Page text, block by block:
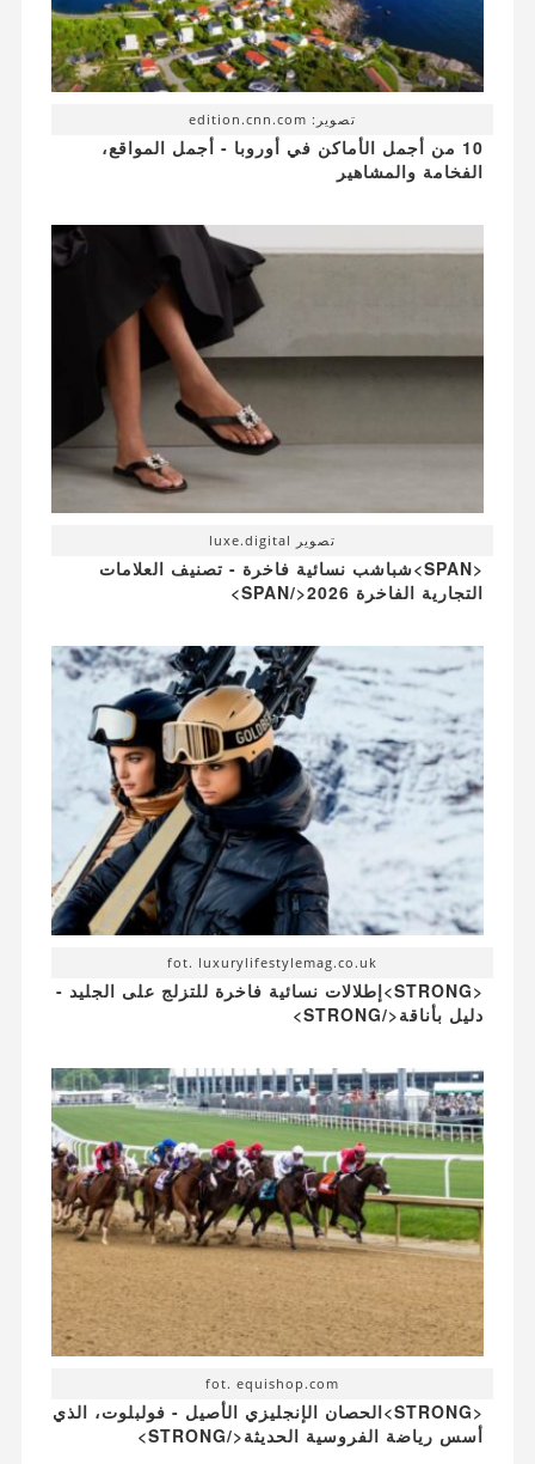
تصوير: edition.cnn.com
10 من أجمل الأماكن في أوروبا - أجمل المواقع،
الفخامة والمشاهير
تصوير luxe.digital
<SPAN>شباشب نسائية فاخرة - تصنيف العلامات
التجارية الفاخرة 2026</SPAN>
fot. luxurylifestylemag.co.uk
<STRONG>إطلالات نسائية فاخرة للتزلج على الجليد -
دليل بأناقة</STRONG>
fot. equishop.com
<STRONG>الحصان الإنجليزي الأصيل - فولبلوت، الذي
أسس رياضة الفروسية الحديثة</STRONG>